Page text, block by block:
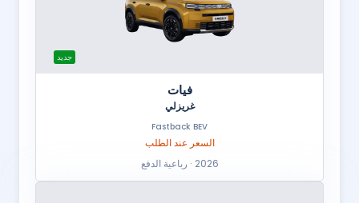
جديد
فيات
غريزلي
Fastback BEV
السعر عند الطلب
2026 · رباعية الدفع